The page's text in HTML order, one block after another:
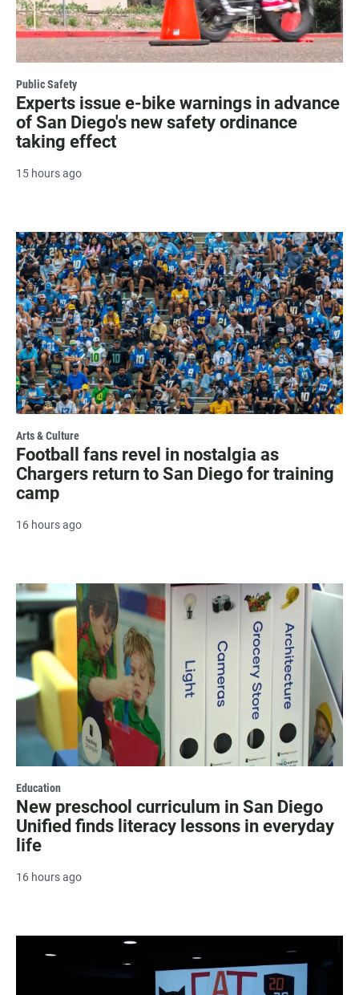
Public Safety
Experts issue e-bike warnings in advance
of San Diego's new safety ordinance
taking effect
15 hours ago
Arts & Culture
Football fans revel in nostalgia as
Chargers return to San Diego for training
camp
16 hours ago
Education
New preschool curriculum in San Diego
Unified finds literacy lessons in everyday
life
16 hours ago